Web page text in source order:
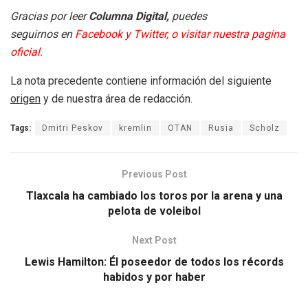
Gracias por leerColumna Digital, puedes
seguirnos en Facebooky Twitter, o visitar nuestra pagina
oficial.
La nota precedente contiene información del siguiente
origen y de nuestra área de redacción.
Tags: Dmitri Peskov kremlin OTAN Rusia Scholz
Previous Post
Tlaxcala ha cambiado los toros por la arena y una
pelota de voleibol
Next Post
Lewis Hamilton: Él poseedor de todos los récords
habidos y por haber